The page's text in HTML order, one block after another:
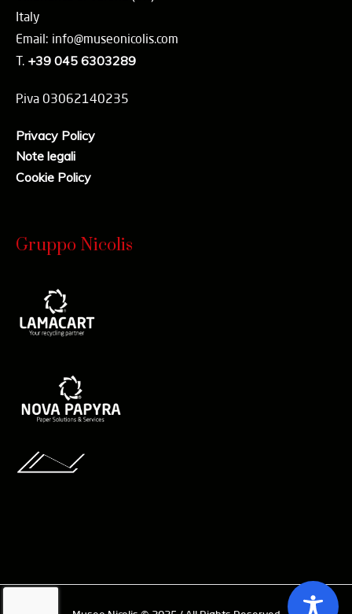
Italy
Email: info@museonicolis.com
T. +39 045 6303289
P.iva 03062140235
Privacy Policy
Note legali
Cookie Policy
Gruppo Nicolis